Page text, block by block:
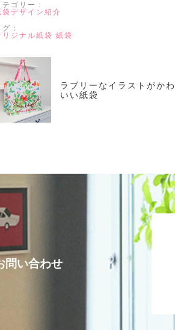
テゴリー：
袋デザイン紹介
グ：
リジナル紙袋 紙袋
ラブリーなイラストがかわ
いい紙袋
問い合わせ